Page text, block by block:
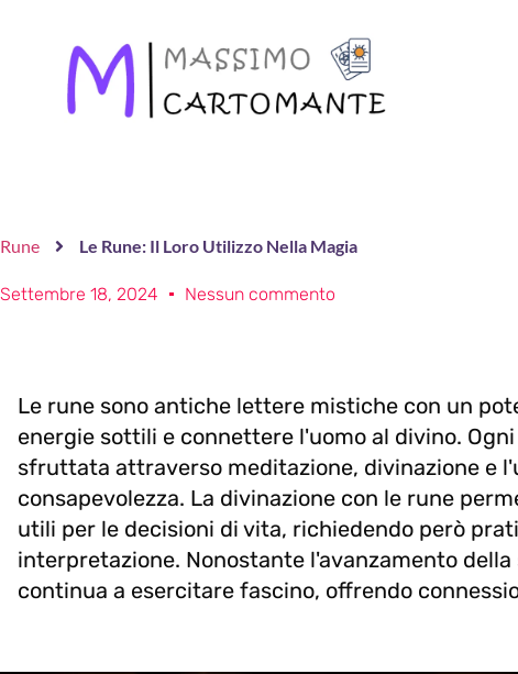
Rune Le Rune: Il Loro Utilizzo Nella Magia
Settembre 18, 2024 Nessun commento
Le rune sono antiche lettere mistiche con un
energie sottili e connettere l'uomo al divino.
sfruttata attraverso meditazione, divinazione e
consapevolezza. La divinazione con le rune
utili per le decisioni di vita, richiedendo però
interpretazione. Nonostante l'avanzamento
continua a esercitare fascino, offrendo